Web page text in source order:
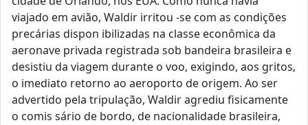
viajado em avião, Waldir irritou -se com as condições
precárias dispon ibilizadas na classe econômica da
aeronave privada registrada sob bandeira brasileira e
desistiu da viagem durante o voo, exigindo, aos gritos,
o imediato retorno ao aeroporto de origem. Ao ser
advertido pela tripulação, Waldir agrediu fisicamente
o comis sário de bordo, de nacionalidade brasileira,